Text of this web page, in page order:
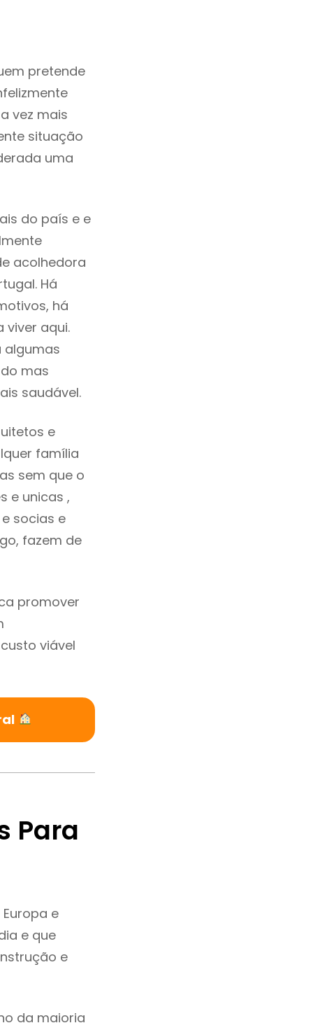
pretende
vez mais
situação
uma
do país e e
acolhedora
Há
há
aqui.
algumas
mas
saudável.
e
família
sem que o
e unicas ,
socias e
fazem de
promover
viável
Para
e
e que
e
da maioria